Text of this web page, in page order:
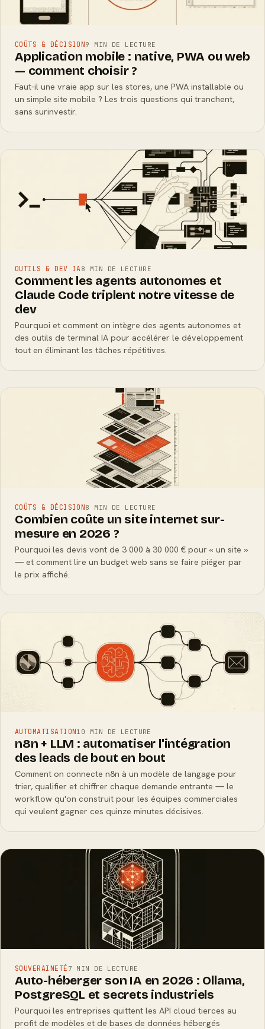
COÛTS & DÉCISION9 MIN DE LECTURE
Application mobile : native, PWA ou web
— comment choisir ?
Faut-il une vraie app sur les stores, une PWA installable ou
un simple site mobile ? Les trois questions qui tranchent,
sans surinvestir.
OUTILS & DEV IA8 MIN DE LECTURE
Comment les agents autonomes et
Claude Code triplent notre vitesse de
dev
Pourquoi et comment on intègre des agents autonomes et
des outils de terminal IA pour accélérer le développement
tout en éliminant les tâches répétitives.
COÛTS & DÉCISION8 MIN DE LECTURE
Combien coûte un site internet sur-
mesure en 2026 ?
Pourquoi les devis vont de 3 000 à 30 000 € pour « un site »
— et comment lire un budget web sans se faire piéger par
le prix affiché.
AUTOMATISATION10 MIN DE LECTURE
n8n + LLM : automatiser l'intégration
des leads de bout en bout
Comment on connecte n8n à un modèle de langage pour
trier, qualifier et chiffrer chaque demande entrante — le
workflow qu'on construit pour les équipes commerciales
qui veulent gagner ces quinze minutes décisives.
SOUVERAINETÉ 7 MIN DE LECTURE
Auto-héberger son IA en 2026 : Ollama,
PostgreSQL et secrets industriels
Pourquoi les entreprises quittent les API cloud tierces au
profit de modèles et de bases de données hébergés